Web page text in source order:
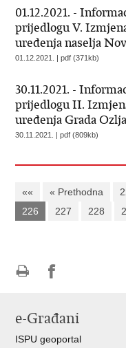
01.12.2021. -
prijedlogu V.
uređenja naselja
01.12.2021. | pdf (371kb)
30.11.2021. -
prijedlogu II.
uređenja Grada Ozlja
30.11.2021. | pdf (809kb)
«« « Prethodna
226
227 228
FacebookuTwitteru
e-Građani
ISPU geoportal